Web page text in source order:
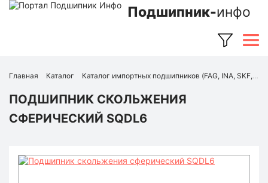
Подшипник-инфо
Главная Каталог Каталог импортных подшипников (FAG, INA, SKF, NSK, Timken и др.)
ПОДШИПНИК СКОЛЬЖЕНИЯ
СФЕРИЧЕСКИЙ SQDL6